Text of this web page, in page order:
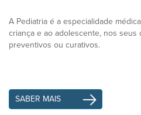
A Pediatria é a especialidade
criança e ao adolescente, nos seus
preventivos ou curativos.
SABER MAIS